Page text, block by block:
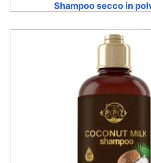
Shampoo secco in